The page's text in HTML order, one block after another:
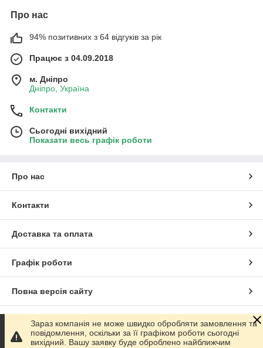
Про нас
94% позитивних з 64 відгуків за рік
Працює з 04.09.2018
м. Дніпро
Дніпро, Україна
Контакти
Сьогодні вихідний
Показати весь графік роботи
Про нас
Контакти
Доставка та оплата
Графік роботи
Повна версія сайту
Сайт створено на маркетплейсіProm.ua
Зараз компанія не може швидко обробляти замовлення та
повідомлення, оскільки за її графіком роботи сьогодні
вихідний. Вашу заявку буде оброблено найближчим